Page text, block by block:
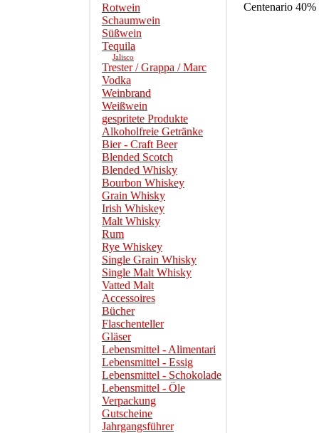
Rotwein
Schaumwein
Süßwein
Tequila
Jalisco
Trester / Grappa / Marc
Vodka
Weinbrand
Weißwein
gespritete Produkte
Alkoholfreie Getränke
Bier - Craft Beer
Blended Scotch
Blended Whisky
Bourbon Whiskey
Grain Whisky
Irish Whiskey
Malt Whisky
Rum
Rye Whiskey
Single Grain Whisky
Single Malt Whisky
Vatted Malt
Accessoires
Bücher
Flaschenteller
Gläser
Lebensmittel - Alimentari
Lebensmittel - Essig
Lebensmittel - Schokolade
Lebensmittel - Öle
Verpackung
Gutscheine
Jahrgangsführer
Centenario 40%